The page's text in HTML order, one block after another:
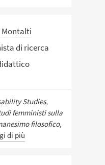
Montalti
di ricerca
Studies,
femministi sulla
filosofico,
di più